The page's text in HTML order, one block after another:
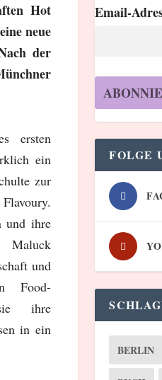
Hot
neue
der
ersten
ein
zur
und ihre
Maluck
und
Food-
ihre
in ein
Email-
FOLGE
BERLIN